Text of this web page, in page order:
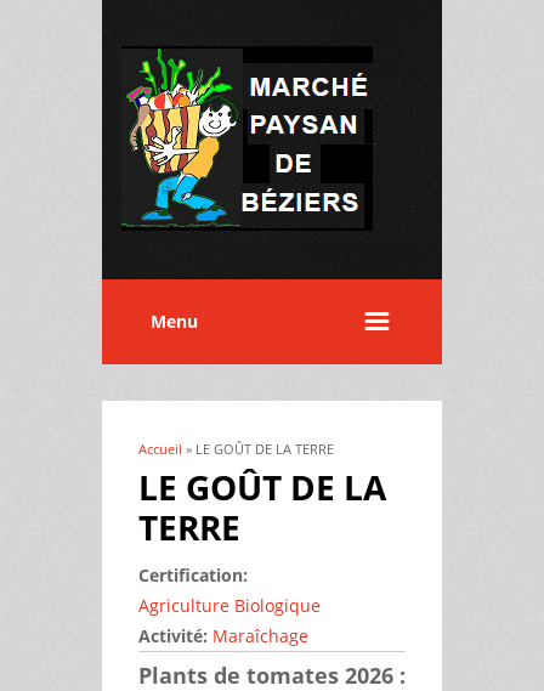
Menu
Vous êtes ici
Accueil » LE GOÛT DE LA TERRE
LE GOÛT DE LA
TERRE
Certification:
Agriculture Biologique
Activité: Maraîchage
Plants de tomates 2026 :